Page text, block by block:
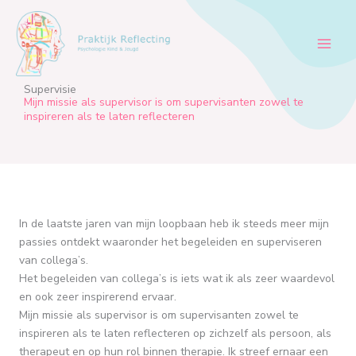
naar
inhoud
Supervisie
Mijn missie als supervisor is om supervisanten zowel te
inspireren als te laten reflecteren
In de laatste jaren van mijn loopbaan heb ik steeds meer mijn
passies ontdekt waaronder het begeleiden en superviseren
van collega’s.
Het begeleiden van collega’s is iets wat ik als zeer waardevol
en ook zeer inspirerend ervaar.
Mijn missie als supervisor is om supervisanten zowel te
inspireren als te laten reflecteren op zichzelf als persoon, als
therapeut en op hun rol binnen therapie. Ik streef ernaar een